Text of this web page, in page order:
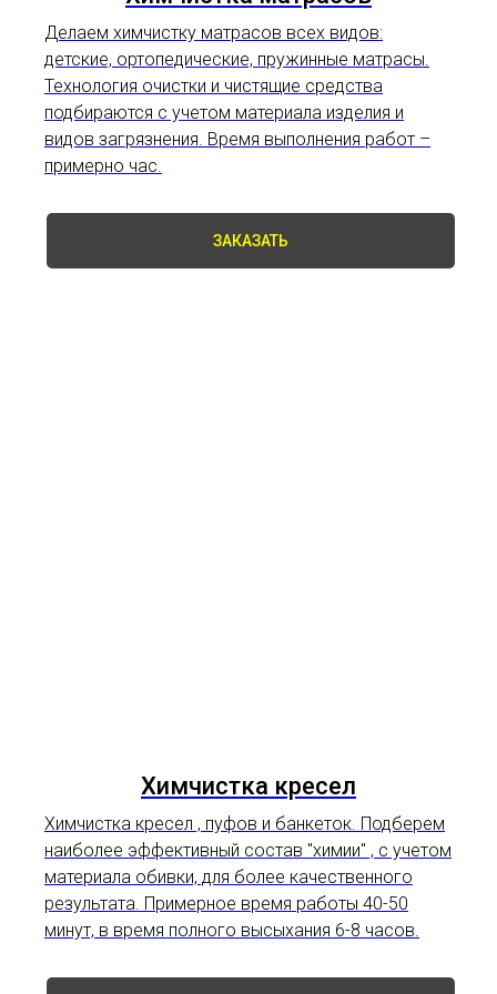
Делаем химчистку матрасов всех видов:
детские, ортопедические, пружинные матрасы.
Технология очистки и чистящие средства
подбираются с учетом материала изделия и
видов загрязнения. Время выполнения работ –
примерно час.
ЗАКАЗАТЬ
Химчистка кресел
Химчистка кресел , пуфов и банкеток. Подберем
наиболее эффективный состав "химии" , с учетом
материала обивки, для более качественного
результата. Примерное время работы 40-50
минут, в время полного высыхания 6-8 часов.